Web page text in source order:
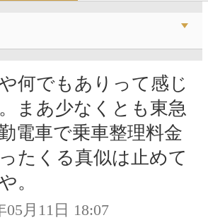
何でもありって感じ
まあ少なくとも東急
電車で乗車整理料金
たくる真似は止めて
。
05月11日 18:07